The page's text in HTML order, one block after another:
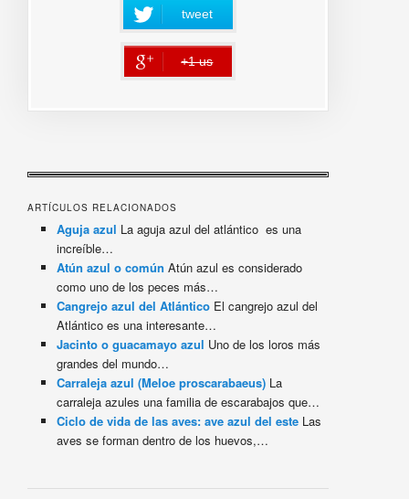
tweet
+1 us
error
ARTÍCULOS RELACIONADOS
Aguja azul La aguja azul del atlántico es una
increíble…
Atún azul o común Atún azul es considerado
como uno de los peces más…
Cangrejo azul del Atlántico El cangrejo azul del
Atlántico es una interesante…
Jacinto o guacamayo azul Uno de los loros más
grandes del mundo…
Carraleja azul (Meloe proscarabaeus) La
carraleja azules una familia de escarabajos que…
Ciclo de vida de las aves: ave azul del este Las
aves se forman dentro de los huevos,…